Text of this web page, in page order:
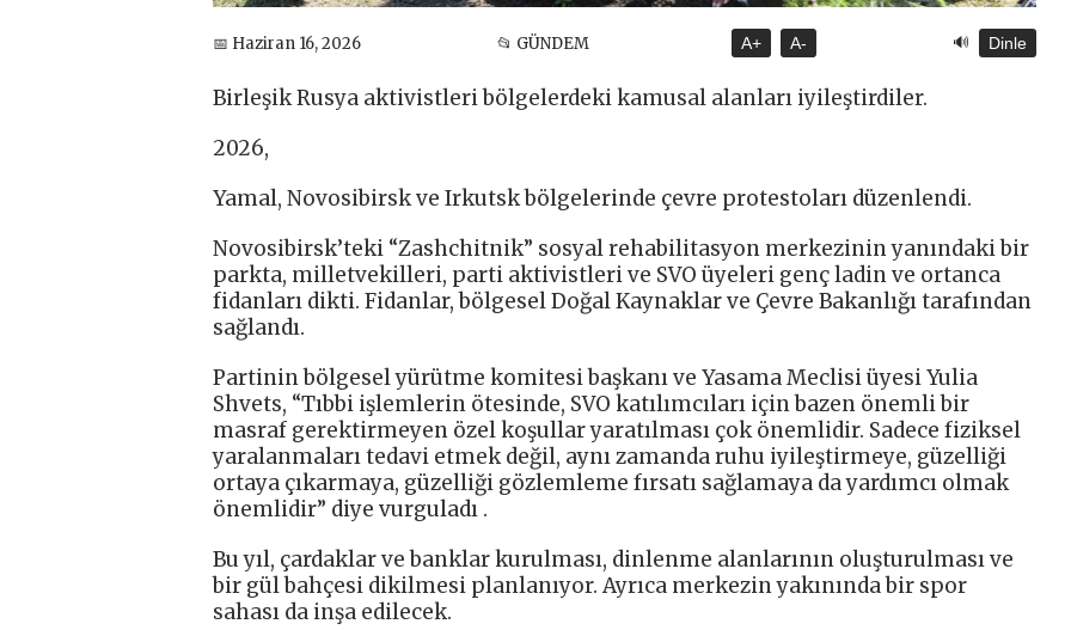
📅 Haziran 16, 2026 📂 GÜNDEM A+ A- 🔊 Dinle
Birleşik Rusya aktivistleri bölgelerdeki kamusal alanları iyileştirdiler.
2026,
Yamal, Novosibirsk ve Irkutsk bölgelerinde çevre protestoları düzenlendi.
Novosibirsk’teki “Zashchitnik” sosyal rehabilitasyon merkezinin yanındaki bir
parkta, milletvekilleri, parti aktivistleri ve SVO üyeleri genç ladin ve ortanca
fidanları dikti. Fidanlar, bölgesel Doğal Kaynaklar ve Çevre Bakanlığı tarafından
sağlandı.
Partinin bölgesel yürütme komitesi başkanı ve Yasama Meclisi üyesi Yulia
Shvets, “Tıbbi işlemlerin ötesinde, SVO katılımcıları için bazen önemli bir
masraf gerektirmeyen özel koşullar yaratılması çok önemlidir. Sadece fiziksel
yaralanmaları tedavi etmek değil, aynı zamanda ruhu iyileştirmeye, güzelliği
ortaya çıkarmaya, güzelliği gözlemleme fırsatı sağlamaya da yardımcı olmak
önemlidir” diye vurguladı .
Bu yıl, çardaklar ve banklar kurulması, dinlenme alanlarının oluşturulması ve
bir gül bahçesi dikilmesi planlanıyor. Ayrıca merkezin yakınında bir spor
sahası da inşa edilecek.